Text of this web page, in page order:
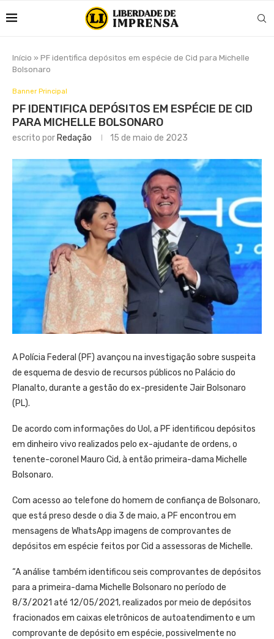
Início » PF identifica depósitos em espécie de Cid para Michelle
Bolsonaro
Banner Principal
PF IDENTIFICA DEPÓSITOS EM ESPÉCIE DE CID
PARA MICHELLE BOLSONARO
escrito por Redação 15 de maio de 2023
A Polícia Federal (PF) avançou na investigação sobre suspeita
de esquema de desvio de recursos públicos no Palácio do
Planalto, durante a gestão do ex-presidente Jair Bolsonaro
(PL).
De acordo com informações do Uol, a PF identificou depósitos
em dinheiro vivo realizados pelo ex-ajudante de ordens, o
tenente-coronel Mauro Cid, à então primeira-dama Michelle
Bolsonaro.
Com acesso ao telefone do homem de confiança de Bolsonaro,
que está preso desde o dia 3 de maio, a PF encontrou em
mensagens de WhatsApp imagens de comprovantes de
depósitos em espécie feitos por Cid a assessoras de Michelle.
“A análise também identificou seis comprovantes de depósitos
para a primeira-dama Michelle Bolsonaro no período de
8/3/2021 até 12/05/2021, realizados por meio de depósitos
fracionados em caixas eletrônicos de autoatendimento e um
comprovante de depósito em espécie, possivelmente no